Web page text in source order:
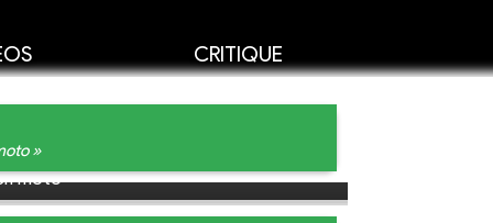
CRITIQUE
»
moto